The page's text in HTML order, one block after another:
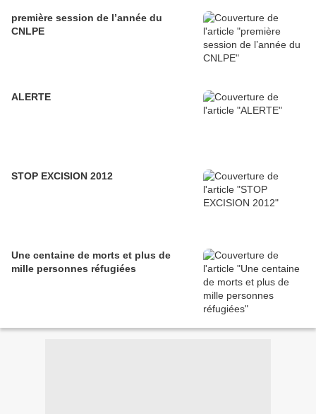
première session de l’année du
CNLPE
ALERTE
STOP EXCISION 2012
Une centaine de morts et plus de
mille personnes réfugiées